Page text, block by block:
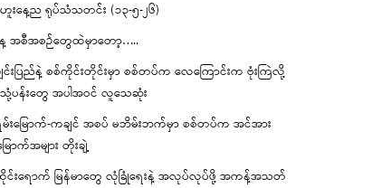
ဟူးနေ့ည ရုပ်သံသတင်း (၁၃-၅-၂၆)
အစီအစဉ်တွေထဲမှာတော့…..
ျင်းပြည်နဲ့ စစ်ကိုင်းတိုင်းမှာ စစ်တပ်က လေကြောင်းက ဗုံးကြဲလို့
ပန်းတွေ အပါအဝင် လူသေဆုံး
မ်းမြောက်-ကချင် အစပ် မဘိမ်းဘက်မှာ စစ်တပ်က အင်အား
ောက်အများ တိုးချဲ့
င်းရောက် မြန်မာတွေ လုံခြုံရေးနဲ့ အလုပ်လုပ်ဖို့ အကန့်အသတ်